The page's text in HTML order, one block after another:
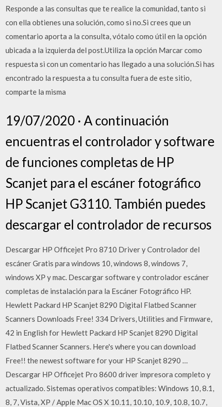
Responde a las consultas que te realice la comunidad, tanto si
con ella obtienes una solución, como si no.Si crees que un
comentario aporta a la consulta, vótalo como útil en la opción
ubicada a la izquierda del post.Utiliza la opción Marcar como
respuesta si con un comentario has llegado a una solución.Si has
encontrado la respuesta a tu consulta fuera de este sitio,
comparte la misma
19/07/2020 · A continuación
encuentras el controlador y software
de funciones completas de HP
Scanjet para el escáner fotográfico
HP Scanjet G3110. También puedes
descargar el controlador de recursos
Descargar HP Officejet Pro 8710 Driver y Controlador del
escáner Gratis para windows 10, windows 8, windows 7,
windows XP y mac. Descargar software y controlador escáner
completas de instalación para la Escáner Fotográfico HP.
Hewlett Packard HP Scanjet 8290 Digital Flatbed Scanner
Scanners Downloads Free! 334 Drivers, Utilities and Firmware,
42 in English for Hewlett Packard HP Scanjet 8290 Digital
Flatbed Scanner Scanners. Here's where you can download
Free!! the newest software for your HP Scanjet 8290 …
Descargar HP Officejet Pro 8600 driver impresora completo y
actualizado. Sistemas operativos compatibles: Windows 10, 8.1,
8, 7, Vista, XP / Apple Mac OS X 10.11, 10.10, 10.9, 10.8, 10.7,